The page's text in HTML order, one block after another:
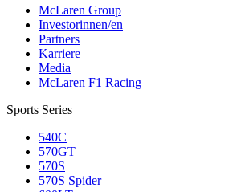
McLaren Group
Investorinnen/en
Partners
Karriere
Media
McLaren F1 Racing
Sports Series
540C
570GT
570S
570S Spider